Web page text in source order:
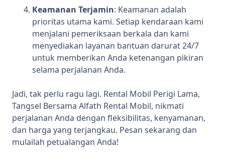
Keamanan Terjamin: Keamanan adalah
prioritas utama kami. Setiap kendaraan kami
menjalani pemeriksaan berkala dan kami
menyediakan layanan bantuan darurat 24/7
untuk memberikan Anda ketenangan pikiran
selama perjalanan Anda.
Jadi, tak perlu ragu lagi. Rental Mobil Perigi Lama,
Tangsel Bersama Alfath Rental Mobil, nikmati
perjalanan Anda dengan fleksibilitas, kenyamanan,
dan harga yang terjangkau. Pesan sekarang dan
mulailah petualangan Anda!